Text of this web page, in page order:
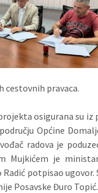
cestovnih pravaca.
osigurana su iz
Općine
radova je
Mujkićem je
Radić potpisao
Posavske Đuro Topić.